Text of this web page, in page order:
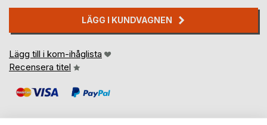
LÄGG I KUNDVAGNEN
Lägg till i kom-ihåglista
Recensera titel